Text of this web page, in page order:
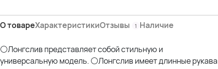
О товареХарактеристикиОтзывы 1 Наличие
⚪Лонгслив представляет собой стильную и
универсальную модель. ⚪Лонгслив имеет длинные рукава